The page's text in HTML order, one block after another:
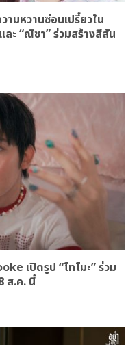
ามหวานซ่อนเปรี้ยวใน
ะ “ณิชา” ร่วมสร้างสีสัน
เปิดรูป “โทโมะ” ร่วม
ส.ค. นี้